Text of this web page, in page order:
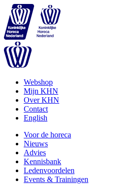
Webshop
Mijn KHN
Over KHN
Contact
English
Voor de horeca
Nieuws
Advies
Kennisbank
Ledenvoordelen
Events & Trainingen